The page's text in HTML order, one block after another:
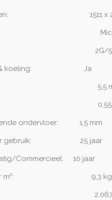
planken: 1511 x
2G/
koeling: Ja
vloer: 5,5
ondervloer: 1,5 mm
gebruik: 25 jaar
Commercieel: 10 jaar
9,3 kg
(m2):